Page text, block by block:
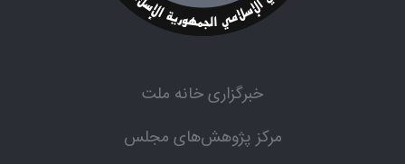
خبرگزاری خانه ملت
مرکز پژوهش‌های مجلس